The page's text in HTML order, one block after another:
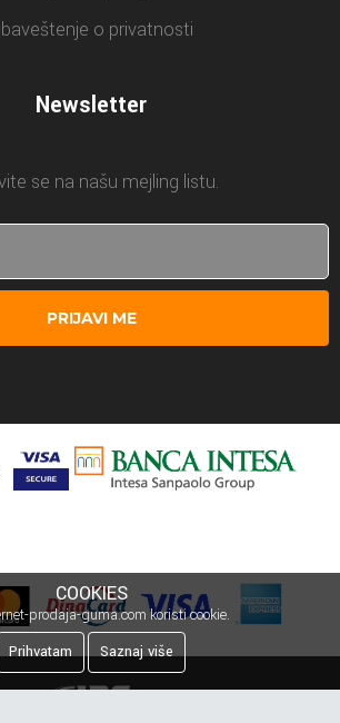
o privatnosti
Newsletter
se na našu mejling listu.
PRIJAVI ME
COOKIES
prodaja-guma.com koristi cookie.
Prihvatam
Saznaj više